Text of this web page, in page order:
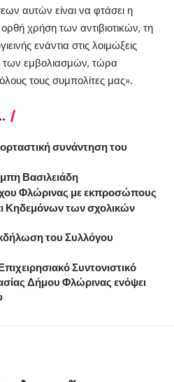
αυτών είναι να φτάσει η
χρήση των αντιβιοτικών, τη
ενάντια στις λοιμώξεις
των εμβολιασμών, τώρα
τους συμπολίτες μας».
συνάντηση του
Βασιλειάδη
Φλώρινας με εκπροσώπους
Κηδεμόνων των σχολικών
του Συλλόγου
Συντονιστικό
Δήμου Φλώρινας ενόψει